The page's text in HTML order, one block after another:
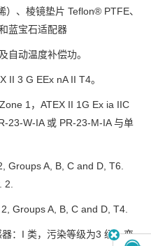
、棱镜垫片 Teflon® PTFE、
蓝宝石适配器
自动温度补偿功。
II 3 G EEx nA II T4。
1，ATEX II 1G Ex ia IIC
23-W-IA 或 PR-23-M-IA 与单
Groups A, B, C and D, T6.
2.
Groups A, B, C and D, T4.
：I 类，污染等级为3 级；变